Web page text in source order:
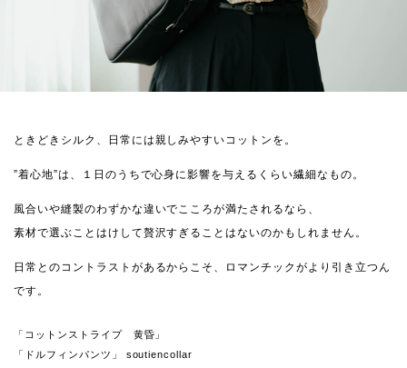
ときどきシルク、日常には親しみやすいコットンを。
”着心地”は、１日のうちで心身に影響を与えるくらい繊細なもの。
風合いや縫製のわずかな違いでこころが満たされるなら、
素材で選ぶことはけして贅沢すぎることはないのかもしれません。
日常とのコントラストがあるからこそ、ロマンチックがより引き立つん
です。
「コットンストライプ 黄昏」
「ドルフィンパンツ」 soutiencollar